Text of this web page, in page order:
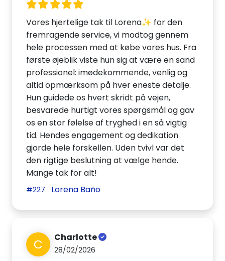
Vores hjertelige tak til Lorena✨ for den
fremragende service, vi modtog gennem
hele processen med at købe vores hus. Fra
første øjeblik viste hun sig at være en sand
professionel: imødekommende, venlig og
altid opmærksom på hver eneste detalje.
Hun guidede os hvert skridt på vejen,
besvarede hurtigt vores spørgsmål og gav
os en stor følelse af tryghed i en så vigtig
tid. Hendes engagement og dedikation
gjorde hele forskellen. Uden tvivl var det
den rigtige beslutning at vælge hende.
Mange tak for alt!
#227 Lorena Baño
C Charlotte
28/02/2026